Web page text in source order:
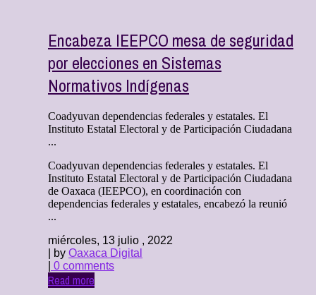
Encabeza IEEPCO mesa de seguridad
por elecciones en Sistemas
Normativos Indígenas
Coadyuvan dependencias federales y estatales. El
Instituto Estatal Electoral y de Participación Ciudadana
...
Coadyuvan dependencias federales y estatales. El
Instituto Estatal Electoral y de Participación Ciudadana
de Oaxaca (IEEPCO), en coordinación con
dependencias federales y estatales, encabezó la reunió
...
miércoles, 13 julio , 2022
| by Oaxaca Digital
0 comments
Read more